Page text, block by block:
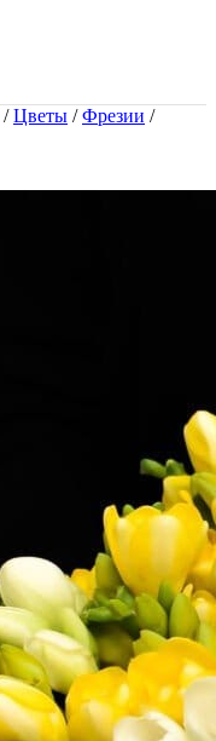
/ Цветы / Фрезии /